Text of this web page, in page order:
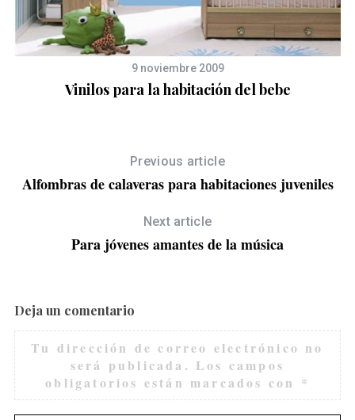
9 noviembre 2009
Vinilos para la habitación del bebe
Previous article
Alfombras de calaveras para habitaciones juveniles
Next article
Para jóvenes amantes de la música
Deja un comentario
Tu dirección de correo electrónico no
será publicada. Los campos
obligatorios están marcados con *